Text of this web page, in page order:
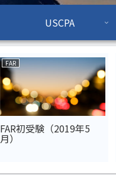
USCPA
FAR
FAR初受験（2019年5
月）